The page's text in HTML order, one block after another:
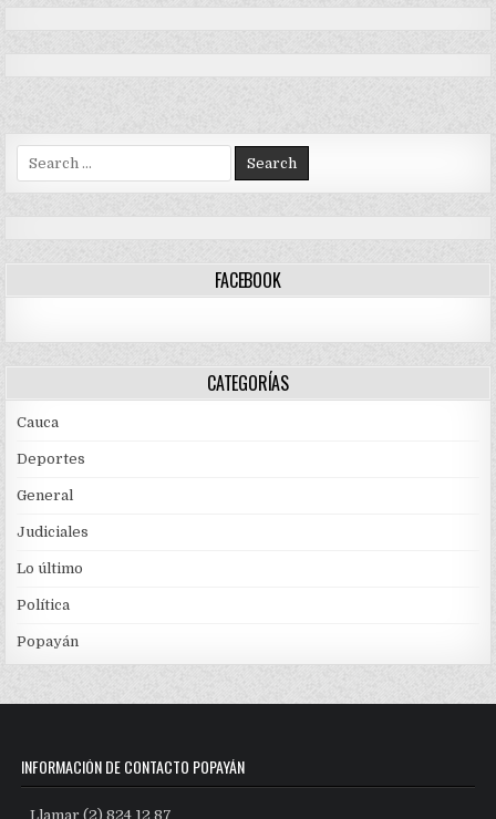
Search
for:
FACEBOOK
CATEGORÍAS
Cauca
Deportes
General
Judiciales
Lo último
Política
Popayán
INFORMACIÓN DE CONTACTO POPAYÁN
Llamar (2) 824 12 87